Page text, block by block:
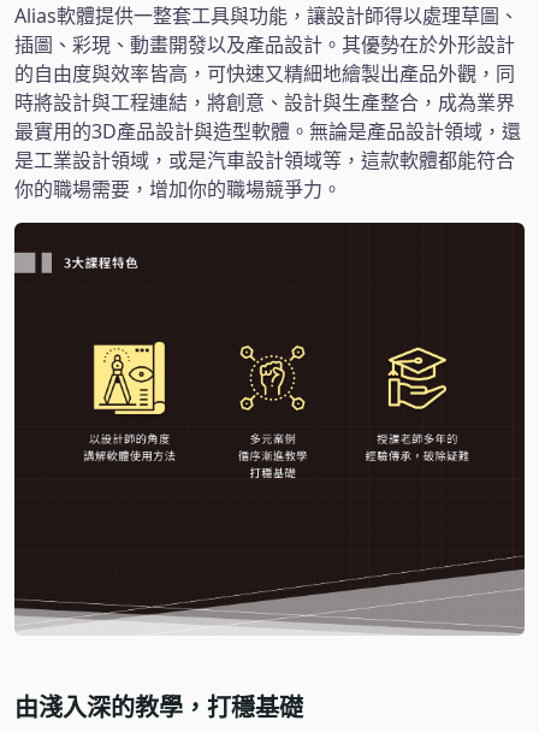
Alias軟體提供一整套工具與功能，讓設計師得以處理草圖、
插圖、彩現、動畫開發以及產品設計。其優勢在於外形設計
的自由度與效率皆高，可快速又精細地繪製出產品外觀，同
時將設計與工程連結，將創意、設計與生產整合，成為業界
最實用的3D產品設計與造型軟體。無論是產品設計領域，還
是工業設計領域，或是汽車設計領域等，這款軟體都能符合
你的職場需要，增加你的職場競爭力。
由淺入深的教學，打穩基礎